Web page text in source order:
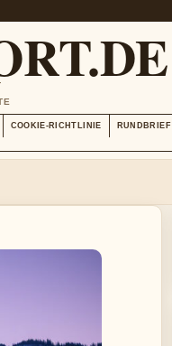
COOKIE-RICHTLINIE RUNDBRIEF